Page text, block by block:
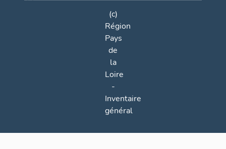
(c)
Région
Pays
de
la
Loire
-
Inventaire
général